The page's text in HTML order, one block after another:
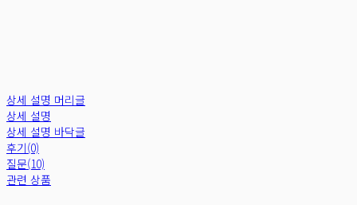
상세 설명 머리글
상세 설명
상세 설명 바닥글
후기(0)
질문(10)
관련 상품